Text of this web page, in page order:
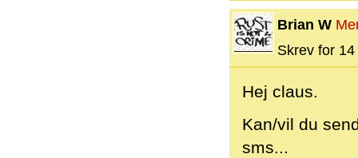
Brian W
Skrev for
Hej claus.
Kan/vil du
sms...